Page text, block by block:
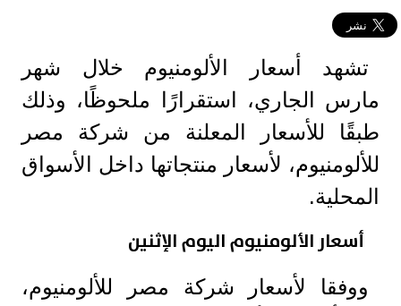
تشهد أسعار الألومنيوم خلال شهر
مارس الجاري، استقرارًا ملحوظًا، وذلك
طبقًا للأسعار المعلنة من شركة مصر
للألومنيوم، لأسعار منتجاتها داخل الأسواق
المحلية.
أسعار الألومنيوم اليوم الإثنين
ووفقا لأسعار شركة مصر للألومنيوم،